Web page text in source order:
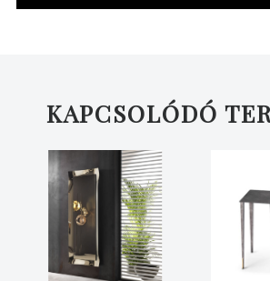
KAPCSOLÓDÓ